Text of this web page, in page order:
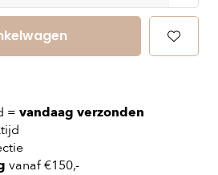
= vandaag verzonden
vanaf €150,-